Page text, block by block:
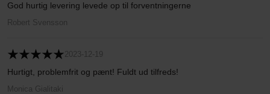
God hurtig levering levede op til forventningerne
Robert Svensson
2023-12-19
Hurtigt, problemfrit og pænt! Fuldt ud tilfreds!
Monica Gialitaki